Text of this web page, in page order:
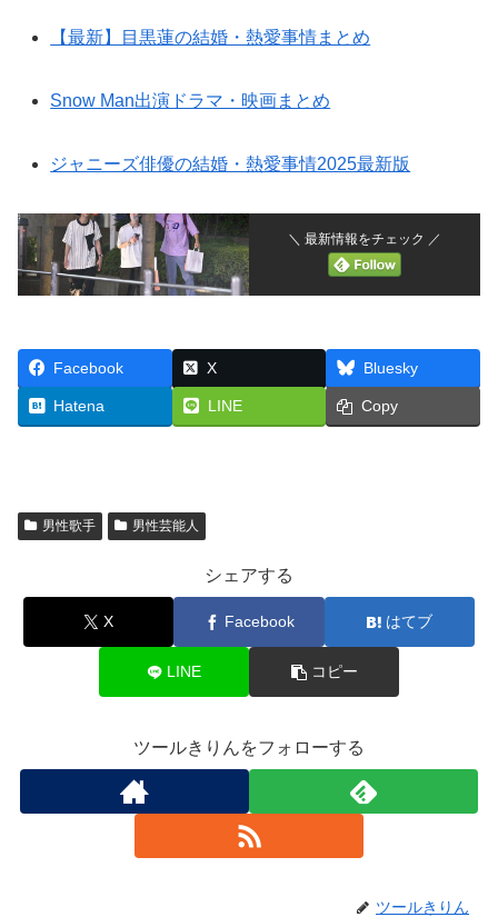
【最新】目黒蓮の結婚・熱愛事情まとめ
Snow Man出演ドラマ・映画まとめ
ジャニーズ俳優の結婚・熱愛事情2025最新版
＼ 最新情報をチェック ／
Facebook X Bluesky
Hatena LINE Copy
男性歌手 男性芸能人
シェアする
X Facebook はてブ
LINE コピー
ツールきりんをフォローする
ツールきりん